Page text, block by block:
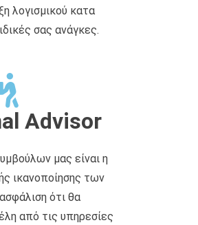
λογισμικού κατα
σας ανάγκες.
Advisor
μας είναι η
ικανοποίησης των
ότι θα
από τις υπηρεσίες